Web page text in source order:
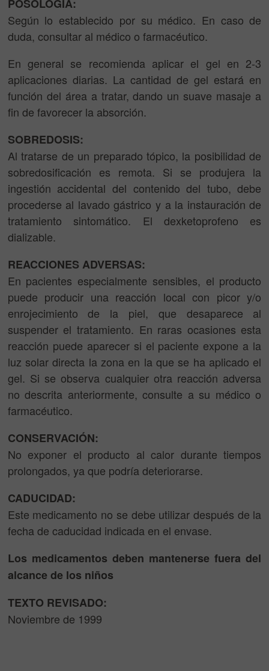
POSOLOGIA:
Según lo establecido por su médico. En caso de
duda, consultar al médico o farmacéutico.
En general se recomienda aplicar el gel en 2-3
aplicaciones diarias. La cantidad de gel estará en
función del área a tratar, dando un suave masaje a
fin de favorecer la absorción.
SOBREDOSIS:
Al tratarse de un preparado tópico, la posibilidad de
sobredosificación es remota. Si se produjera la
ingestión accidental del contenido del tubo, debe
procederse al lavado gástrico y a la instauración de
tratamiento sintomático. El dexketoprofeno es
dializable.
REACCIONES ADVERSAS:
En pacientes especialmente sensibles, el producto
puede producir una reacción local con picor y/o
enrojecimiento de la piel, que desaparece al
suspender el tratamiento. En raras ocasiones esta
reacción puede aparecer si el paciente expone a la
luz solar directa la zona en la que se ha aplicado el
gel. Si se observa cualquier otra reacción adversa
no descrita anteriormente, consulte a su médico o
farmacéutico.
CONSERVACIÓN:
No exponer el producto al calor durante tiempos
prolongados, ya que podría deteriorarse.
CADUCIDAD:
Este medicamento no se debe utilizar después de la
fecha de caducidad indicada en el envase.
Los medicamentos deben mantenerse fuera del
alcance de los niños
TEXTO REVISADO:
Noviembre de 1999